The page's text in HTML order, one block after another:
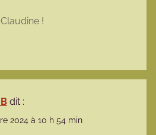
!
dit :
2024 à 10 h 54 min